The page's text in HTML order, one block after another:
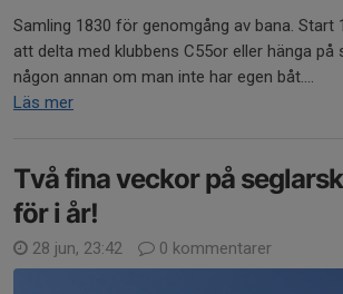
Samling 1830 för genomgång av bana. Start
att delta med klubbens C55or eller hänga
någon annan om man inte har egen båt....
Läs mer
Två fina veckor på
för i år!
28 jun, 23:42 0 kommentarer